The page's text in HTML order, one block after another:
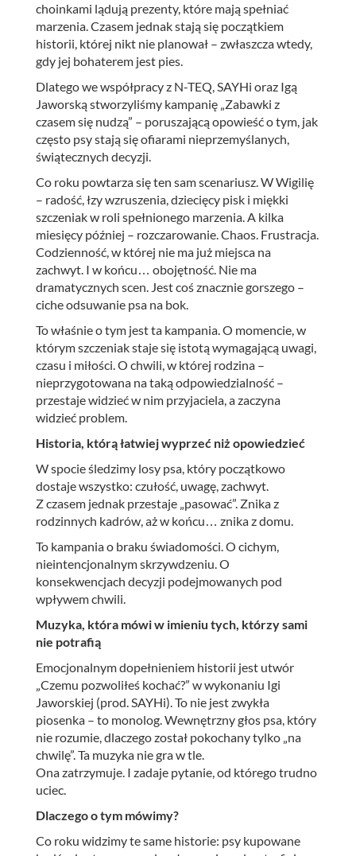
choinkami lądują prezenty, które mają spełniać
marzenia. Czasem jednak stają się początkiem
historii, której nikt nie planował – zwłaszcza wtedy,
gdy jej bohaterem jest pies.
Dlatego we współpracy z N-TEQ, SAYHi oraz Igą
Jaworską stworzyliśmy kampanię „Zabawki z
czasem się nudzą” – poruszającą opowieść o tym, jak
często psy stają się ofiarami nieprzemyślanych,
świątecznych decyzji.
Co roku powtarza się ten sam scenariusz. W Wigilię
– radość, łzy wzruszenia, dziecięcy pisk i miękki
szczeniak w roli spełnionego marzenia. A kilka
miesięcy później – rozczarowanie. Chaos. Frustracja.
Codzienność, w której nie ma już miejsca na
zachwyt. I w końcu… obojętność. Nie ma
dramatycznych scen. Jest coś znacznie gorszego –
ciche odsuwanie psa na bok.
To właśnie o tym jest ta kampania. O momencie, w
którym szczeniak staje się istotą wymagającą uwagi,
czasu i miłości. O chwili, w której rodzina –
nieprzygotowana na taką odpowiedzialność –
przestaje widzieć w nim przyjaciela, a zaczyna
widzieć problem.
Historia, którą łatwiej wyprzeć niż opowiedzieć
W spocie śledzimy losy psa, który początkowo
dostaje wszystko: czułość, uwagę, zachwyt.
Z czasem jednak przestaje „pasować”. Znika z
rodzinnych kadrów, aż w końcu… znika z domu.
To kampania o braku świadomości. O cichym,
nieintencjonalnym skrzywdzeniu. O
konsekwencjach decyzji podejmowanych pod
wpływem chwili.
Muzyka, która mówi w imieniu tych, którzy sami
nie potrafią
Emocjonalnym dopełnieniem historii jest utwór
„Czemu pozwoliłeś kochać?” w wykonaniu Igi
Jaworskiej (prod. SAYHi). To nie jest zwykła
piosenka – to monolog. Wewnętrzny głos psa, który
nie rozumie, dlaczego został pokochany tylko „na
chwilę”. Ta muzyka nie gra w tle.
Ona zatrzymuje. I zadaje pytanie, od którego trudno
uciec.
Dlaczego o tym mówimy?
Co roku widzimy te same historie: psy kupowane